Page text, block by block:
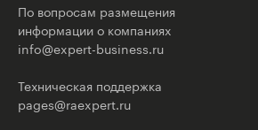
По вопросам размещения
информации о компаниях
info@expert-business.ru
Техническая поддержка
pages@raexpert.ru